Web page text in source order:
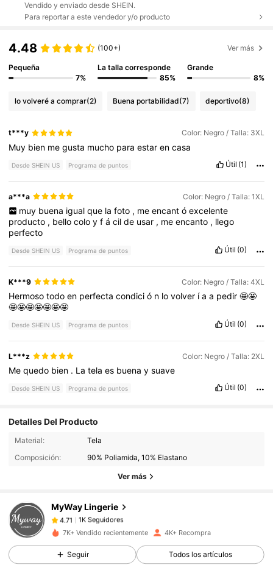
Vendido y enviado desde SHEIN.
Para reportar a este vendedor y/o producto
4.48 (100+) Ver más
Pequeña
7%
La talla corresponde
85%
Grande
8%
lo volveré a comprar(2) Buena portabilidad(7) deportivo(8)
t***y Color: Negro / Talla: 3XL
Muy bien megusta mucho paraestarencasa
Desde SHEIN US Programa de puntos Útil (1)
a***a Color: Negro / Talla: 1XL
muy buena igual que la foto , me encant ó excelente
producto , bellocoloyfácilde usar , meencanto , llego
perfecto
Desde SHEIN US Programa de puntos Útil (0)
K***9 Color: Negro / Talla: 4XL
Hermosotodoen perfectacondició n lovolver íaa pedir🤩🤩
🤩🤩🤩🤩🤩🤩🤩
Desde SHEIN US Programa de puntos Útil (0)
L***z Color: Negro / Talla: 2XL
Mequedo bien . Latelaes buenaysuave
Desde SHEIN US Programa de puntos Útil (0)
Detalles Del Producto
Material:
Tela
Composición:
90% Poliamida, 10% Elastano
Ver más
MyWay Lingerie
1K Seguidores
1K Seguidores
4.71 1K Seguidores
1K Seguidores
7K+ Vendido recientemente 4K+ Recompra
Seguir Todos los artículos